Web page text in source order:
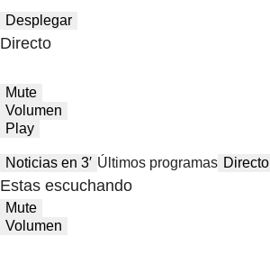
Desplegar
Directo
Mute
Volumen
Play
Noticias en 3′ Últimos programas Directo
Estas escuchando
Mute
Volumen